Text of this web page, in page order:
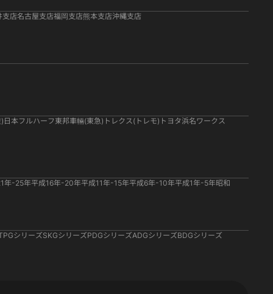
支店名古屋支店福岡支店熊本支店沖縄支店
日本フルハーフ 東邦車輛(東急) トレクス(トレモ) トヨタ浜名ワークス
年-25年平成16年-20年平成11年-15年平成6年-10年平成1年-5年昭和
シリーズSKGシリーズPDGシリーズADGシリーズBDGシリーズ